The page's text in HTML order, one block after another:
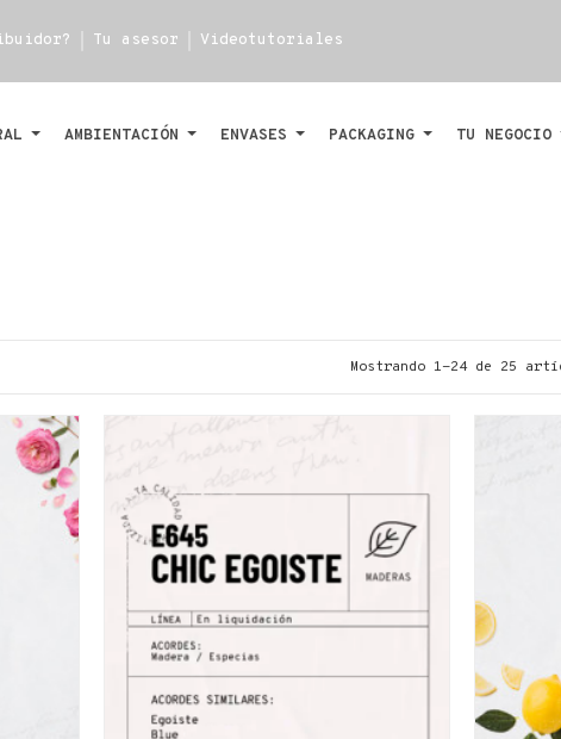
Tu asesor Videotutoriales
AMBIENTACIÓN ENVASES PACKAGING TU NEGOCIO
Mostrando 1-24 de 25